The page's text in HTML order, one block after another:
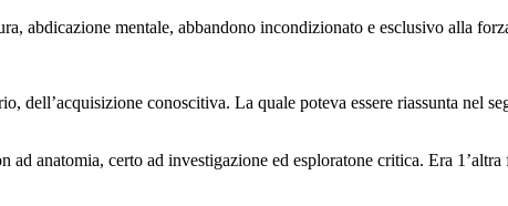
abdicazione mentale, abbandono incondizionato e esclusivo alla
dell’acquisizione conoscitiva. La quale poteva essere riassun­ta nel
ad anatomia, certo ad investigazione ed esploratone critica. Era